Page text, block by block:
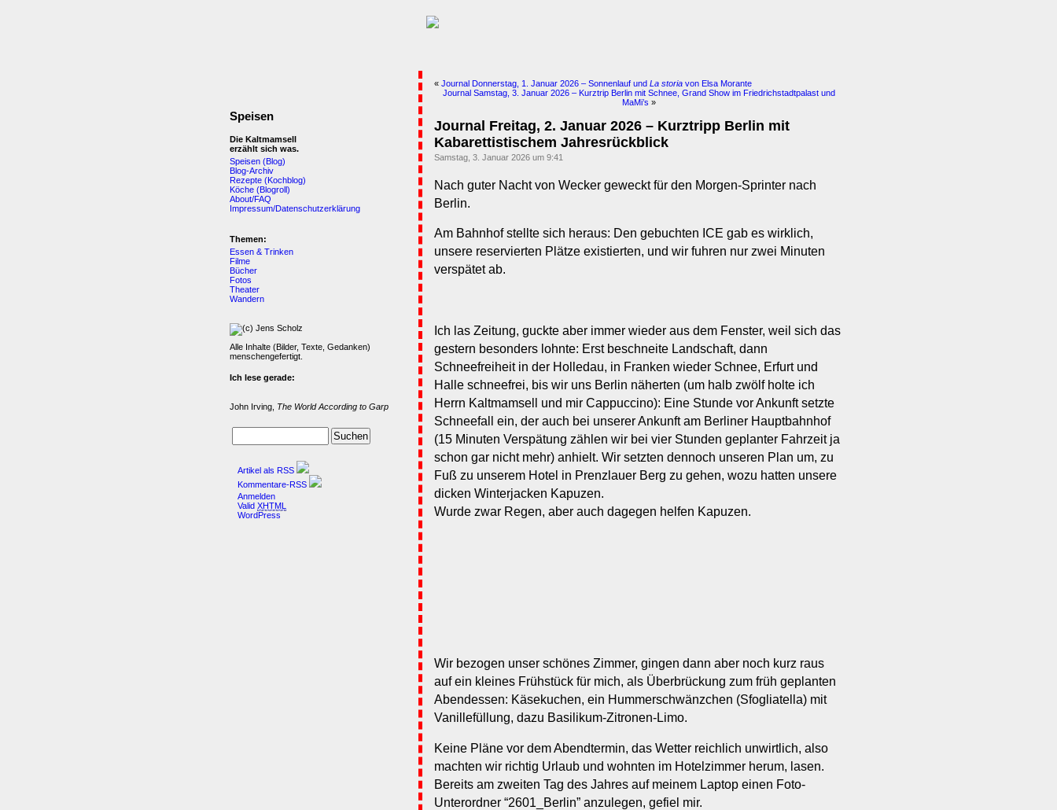
« Journal Donnerstag, 1. Januar 2026 – Sonnenlauf und La storia von Elsa Morante
Journal Samstag, 3. Januar 2026 – Kurztrip Berlin mit Schnee, Grand Show im Friedrichstadtpalast und
MaMi’s »
Journal Freitag, 2. Januar 2026 – Kurztripp Berlin mit
Kabarettistischem Jahresrückblick
Samstag, 3. Januar 2026 um 9:41
Nach guter Nacht von Wecker geweckt für den Morgen-Sprinter nach
Berlin.
Am Bahnhof stellte sich heraus: Den gebuchten ICE gab es wirklich,
unsere reservierten Plätze existierten, und wir fuhren nur zwei Minuten
verspätet ab.
Ich las Zeitung, guckte aber immer wieder aus dem Fenster, weil sich das
gestern besonders lohnte: Erst beschneite Landschaft, dann
Schneefreiheit in der Holledau, in Franken wieder Schnee, Erfurt und
Halle schneefrei, bis wir uns Berlin näherten (um halb zwölf holte ich
Herrn Kaltmamsell und mir Cappuccino): Eine Stunde vor Ankunft setzte
Schneefall ein, der auch bei unserer Ankunft am Berliner Hauptbahnhof
(15 Minuten Verspätung zählen wir bei vier Stunden geplanter Fahrzeit ja
schon gar nicht mehr) anhielt. Wir setzten dennoch unseren Plan um, zu
Fuß zu unserem Hotel in Prenzlauer Berg zu gehen, wozu hatten unsere
dicken Winterjacken Kapuzen.
Wurde zwar Regen, aber auch dagegen helfen Kapuzen.
Wir bezogen unser schönes Zimmer, gingen dann aber noch kurz raus
auf ein kleines Frühstück für mich, als Überbrückung zum früh geplanten
Abendessen: Käsekuchen, ein Hummerschwänzchen (Sfogliatella) mit
Vanillefüllung, dazu Basilikum-Zitronen-Limo.
Keine Pläne vor dem Abendtermin, das Wetter reichlich unwirtlich, also
machten wir richtig Urlaub und wohnten im Hotelzimmer herum, lasen.
Bereits am zweiten Tag des Jahres auf meinem Laptop einen Foto-
Unterordner “2601_Berlin” anzulegen, gefiel mir.
Speisen
Die Kaltmamsell
erzählt sich was.
Speisen (Blog)
Blog-Archiv
Rezepte (Kochblog)
Köche (Blogroll)
About/FAQ
Impressum/Datenschutzerklärung
Themen:
Essen & Trinken
Filme
Bücher
Fotos
Theater
Wandern
Alle Inhalte (Bilder, Texte, Gedanken)
menschengefertigt.
Ich lese gerade:
John Irving, The World According to Garp
Artikel als RSS
Kommentare-RSS
Anmelden
Valid XHTML
WordPress